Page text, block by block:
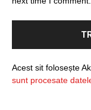
Acest sit folosește
sunt procesate